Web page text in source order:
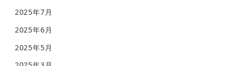
2025年7月
2025年6月
2025年5月